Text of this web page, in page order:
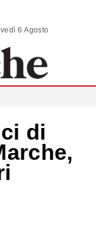
COMMENTI | SCENARI - giovedì 6 Agosto 2026
di